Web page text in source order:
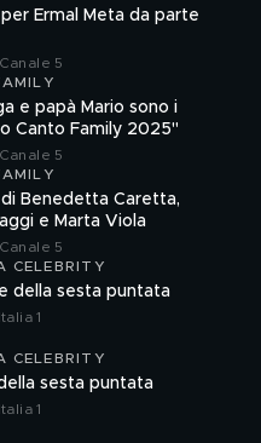
Ermal Meta da parte
5
e papà Mario sono i
Canto Family 2025"
5
Benedetta Caretta,
e Marta Viola
5
CELEBRITY
della sesta puntata
1
CELEBRITY
sesta puntata
1